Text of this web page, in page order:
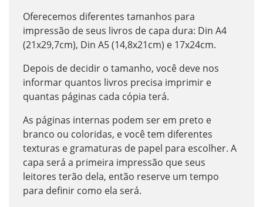
Oferecemos diferentes tamanhos para
impressão de seus livros de capa dura: Din A4
(21x29,7cm), Din A5 (14,8x21cm) e 17x24cm.
Depois de decidir o tamanho, você deve nos
informar quantos livros precisa imprimir e
quantas páginas cada cópia terá.
As páginas internas podem ser em preto e
branco ou coloridas, e você tem diferentes
texturas e gramaturas de papel para escolher. A
capa será a primeira impressão que seus
leitores terão dela, então reserve um tempo
para definir como ela será.